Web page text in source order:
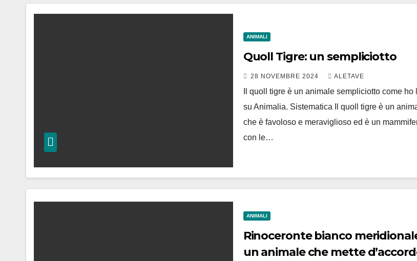
ANIMALI
Quoll Tigre: un sempliciotto
28 NOVEMBRE 2024 ALETAVE
Il quoll tigre è un animale sempliciotto come ho
su Animalia. Sistematica Il quoll tigre è un
che è favoloso e meraviglioso ed è un
con le…
ANIMALI
Rinoceronte bianco
un animale che mette